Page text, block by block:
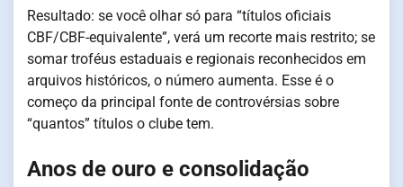
Resultado: se você olhar só para “títulos oficiais
CBF/CBF-equivalente”, verá um recorte mais restrito; se
somar troféus estaduais e regionais reconhecidos em
arquivos históricos, o número aumenta. Esse é o
começo da principal fonte de controvérsias sobre
“quantos” títulos o clube tem.
Anos de ouro e consolidação